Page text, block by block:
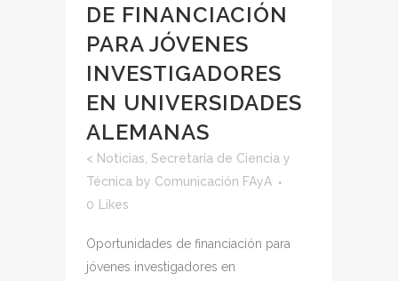
DE FINANCIACIÓN
PARA JÓVENES
INVESTIGADORES
EN UNIVERSIDADES
ALEMANAS
< Noticias, Secretaría de Ciencia y
Técnica by Comunicación FAyA
0 Likes
Oportunidades de financiación para
jóvenes investigadores en